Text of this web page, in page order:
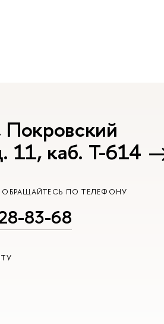
Покровский
11, каб. Т-614
ПО ТЕЛЕФОНУ
83-68